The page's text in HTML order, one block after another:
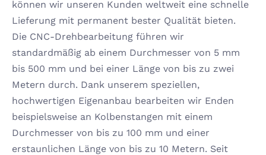
können wir unseren Kunden weltweit eine schnelle
Lieferung mit permanent bester Qualität bieten.
Die CNC-Drehbearbeitung führen wir
standardmäßig ab einem Durchmesser von 5 mm
bis 500 mm und bei einer Länge von bis zu zwei
Metern durch. Dank unserem speziellen,
hochwertigen Eigenanbau bearbeiten wir Enden
beispielsweise an Kolbenstangen mit einem
Durchmesser von bis zu 100 mm und einer
erstaunlichen Länge von bis zu 10 Metern. Seit